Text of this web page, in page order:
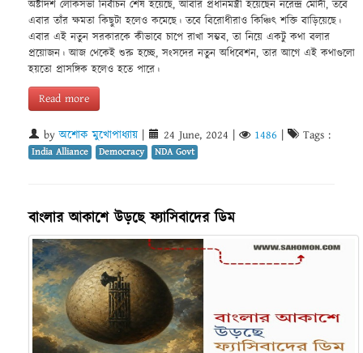
অষ্টাদশ লোকসভা নির্বাচন শেষ হয়েছে, আবার প্রধানমন্ত্রী হয়েছেন নরেন্দ্র মোদী, তবে
এবার তাঁর ক্ষমতা কিছুটা হলেও কমেছে। তবে বিরোধীরাও কিঞ্চিৎ শক্তি বাড়িয়েছে।
এবার এই নতুন সরকারকে কীভাবে চাপে রাখা সম্ভব, তা নিয়ে একটু কথা বলার
প্রয়োজন। আজ থেকেই শুরু হচ্ছে, সংসদের নতুন অধিবেশন, তার আগে এই কথাগুলো
হয়তো প্রাসঙ্গিক হলেও হতে পারে।
Read more
byঅশোক মুখোপাধ্যায় 24 June, 2024 1486 Tags :
India Alliance Democracy NDA Govt
বাংলার আকাশে উড়ছে ফ্যাসিবাদের ডিম